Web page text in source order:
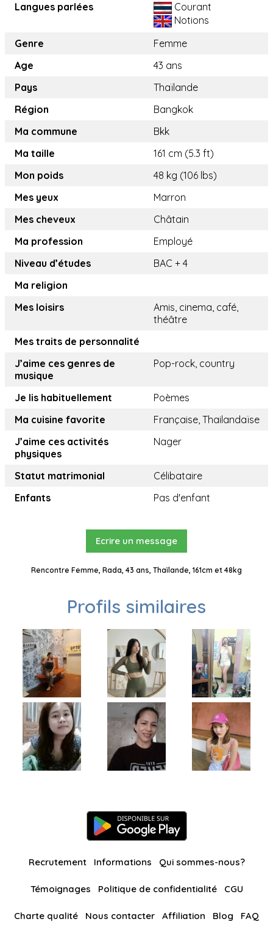
Langues parlées
Courant
Notions
Genre
Femme
Age
43 ans
Pays
Thaïlande
Région
Bangkok
Ma commune
Bkk
Ma taille
161 cm (5.3 ft)
Mon poids
48 kg (106 lbs)
Mes yeux
Marron
Mes cheveux
Châtain
Ma profession
Employé
Niveau d’études
BAC + 4
Ma religion
Mes loisirs
Amis, cinema, café,
théâtre
Mes traits de personnalité
J’aime ces genres de
musique
Pop-rock, country
Je lis habituellement
Poèmes
Ma cuisine favorite
Française, Thailandaïse
J’aime ces activités
physiques
Nager
Statut matrimonial
Célibataire
Enfants
Pas d'enfant
Ecrire un message
Rencontre Femme, Rada, 43 ans, Thaïlande, 161cm et 48kg
Profils similaires
Recrutement Informations Qui sommes-nous?
Témoignages Politique de confidentialité CGU
Charte qualité Nous contacter Affiliation Blog FAQ